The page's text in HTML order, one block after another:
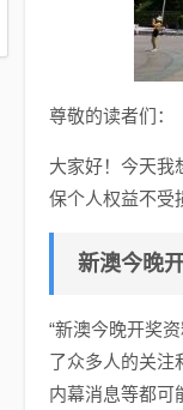
尊敬的读者们：
大家好！今天我
保个人权益不受
新澳今晚
“新澳今晚开奖
了众多人的关注
内幕消息等都可